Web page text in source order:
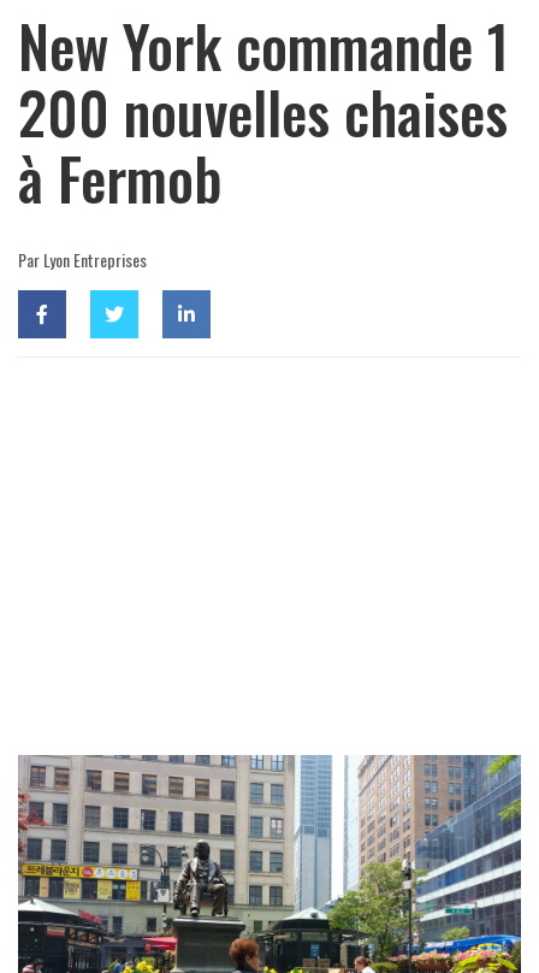
New York commande 1
200 nouvelles chaises
à Fermob
Par Lyon Entreprises